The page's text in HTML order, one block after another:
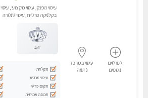
לפרטים
נוספים
עיסוי במרכז
נתניה
עיסוי מפנק, עיסוי מקצועי, עיסוי
בקלניקה פרטית, עיסוי טנטרה
זהב
מקלחת
עיסוי מרגיע
מקום פרטי
תמונה אמיתית